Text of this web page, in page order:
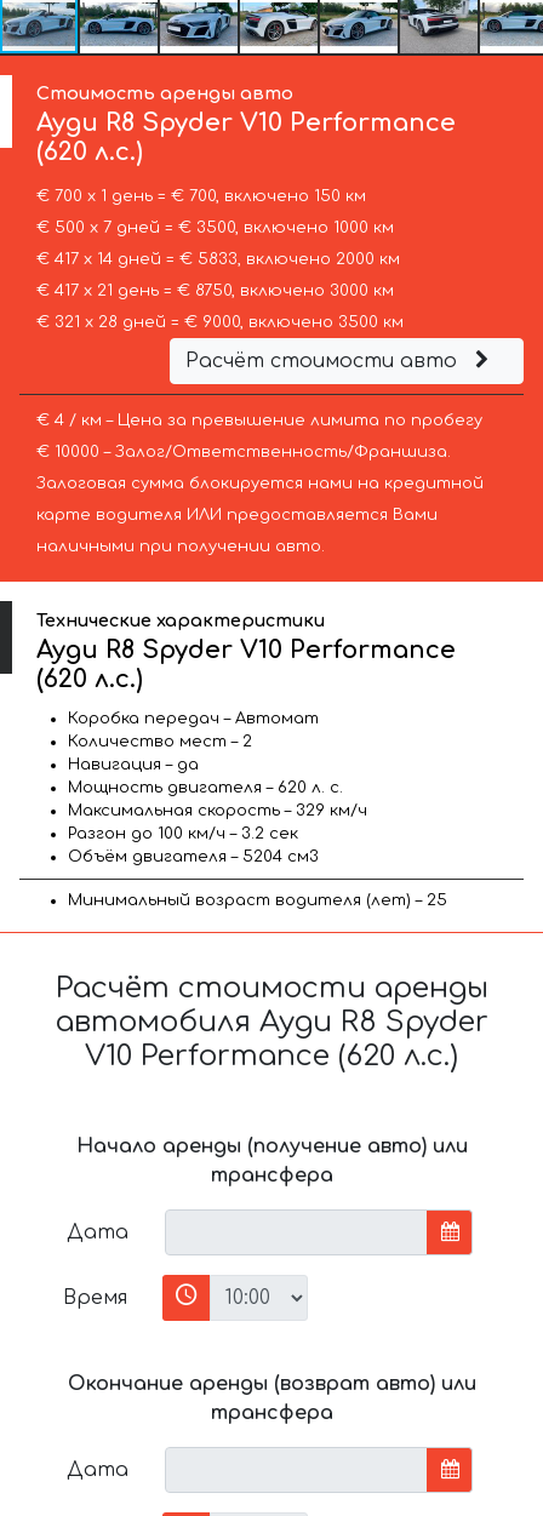
Стоимость аренды авто
Ауди R8 Spyder V10 Performance
(620 л.с.)
€ 700 х 1 день = € 700, включено 150 км
€ 500 х 7 дней = € 3500, включено 1000 км
€ 417 х 14 дней = € 5833, включено 2000 км
€ 417 х 21 день = € 8750, включено 3000 км
€ 321 х 28 дней = € 9000, включено 3500 км
Расчёт стоимости авто
€ 4 / км – Цена за превышение лимита по пробегу
€ 10000 – Залог/Ответственность/Франшиза.
Залоговая сумма блокируется нами на кредитной
карте водителя ИЛИ предоставляется Вами
наличными при получении авто.
Технические характеристики
Ауди R8 Spyder V10 Performance
(620 л.с.)
Коробка передач – Автомат
Количество мест – 2
Навигация – да
Мощность двигателя – 620 л. с.
Максимальная скорость – 329 км/ч
Разгон до 100 км/ч – 3.2 сек
Объём двигателя – 5204 см3
Минимальный возраст водителя (лет) – 25
Расчёт стоимости аренды
автомобиля Ауди R8 Spyder
V10 Performance (620 л.с.)
Начало аренды (получение авто) или
трансфера
Дата
Время
Окончание аренды (возврат авто) или
трансфера
Дата